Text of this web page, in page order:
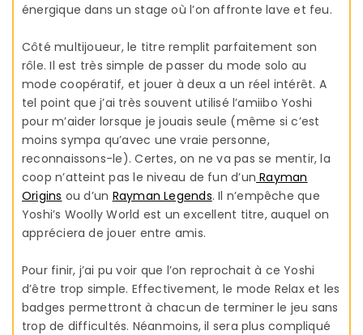
énergique dans un stage où l’on affronte lave et feu.
Côté multijoueur, le titre remplit parfaitement son
rôle. Il est très simple de passer du mode solo au
mode coopératif, et jouer à deux a un réel intérêt. A
tel point que j’ai très souvent utilisé l’amiibo Yoshi
pour m’aider lorsque je jouais seule (même si c’est
moins sympa qu’avec une vraie personne,
reconnaissons-le). Certes, on ne va pas se mentir, la
coop n’atteint pas le niveau de fun d’un Rayman
Origins ou d’un Rayman Legends. Il n’empêche que
Yoshi’s Woolly World est un excellent titre, auquel on
appréciera de jouer entre amis.
Pour finir, j’ai pu voir que l’on reprochait à ce Yoshi
d’être trop simple. Effectivement, le mode Relax et les
badges permettront à chacun de terminer le jeu sans
trop de difficultés. Néanmoins, il sera plus compliqué